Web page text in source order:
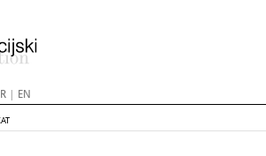
| EN